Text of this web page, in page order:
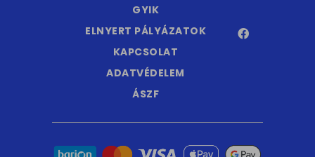
GYIK
ELNYERT PÁLYÁZATOK
KAPCSOLAT
ADATVÉDELEM
ÁSZF